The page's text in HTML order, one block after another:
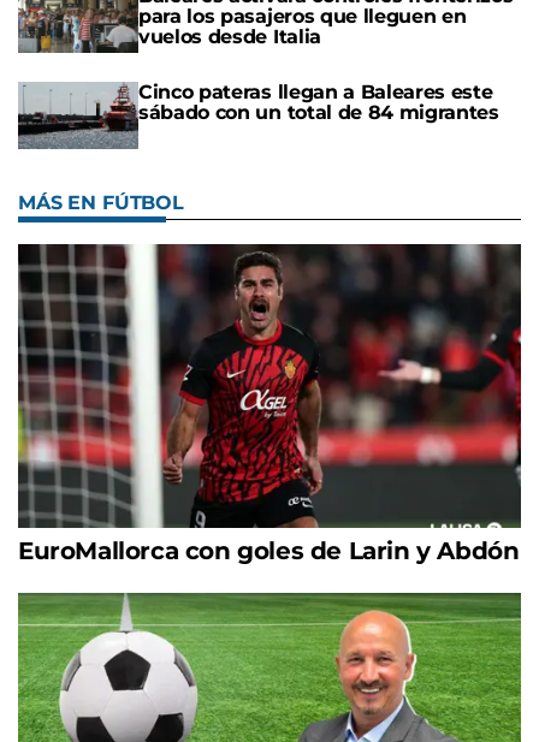
para los pasajeros que lleguen en
vuelos desde Italia
Cinco pateras llegan a Baleares este
sábado con un total de 84 migrantes
MÁS EN FÚTBOL
EuroMallorca con goles de Larin y Abdón